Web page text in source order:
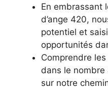
En embrassant
d’ange 420,
potentiel et
opportunités
Comprendre
dans le
sur notre